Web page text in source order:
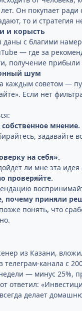
Он покупает
то и стратегия
и корысть
даны с благими
— где за
получение прибыли
шум
каждым советом —
Если нет
мнение.
задавайте
на себя».
ли мне эта
проверяйте.
почему приняли
понять, что
из Казани,
телеграм-канала с
— минус 25%,
ответил:
делает